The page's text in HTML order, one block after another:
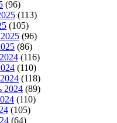
(96)
(113)
(105)
(96)
(86)
(116)
(110)
(118)
2024 (89)
(110)
(105)
(64)